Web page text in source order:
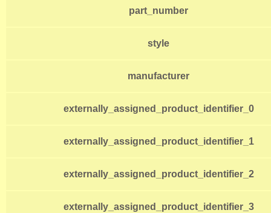
part_number
style
manufacturer
externally_assigned_product_identifier_0
externally_assigned_product_identifier_1
externally_assigned_product_identifier_2
externally_assigned_product_identifier_3